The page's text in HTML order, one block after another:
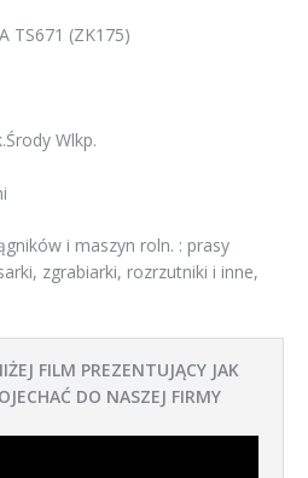
TS671 (ZK175)
Wlkp.
i maszyn roln. : prasy
zgrabiarki, rozrzutniki i inne,
FILM PREZENTUJĄCY JAK
DO NASZEJ FIRMY